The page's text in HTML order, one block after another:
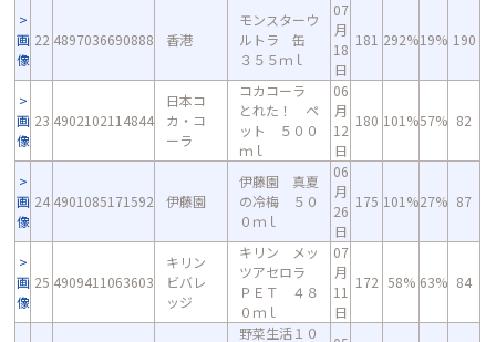
画
像
22 4897036690888 香港
モンスターウ
ルトラ 缶
３５５ｍｌ
07
月
18
日
181 292%19% 190
画
像
23 4902102114844
日本コ
カ・コ
ーラ
コカコーラ
とれた！ ペ
ット ５００
ｍｌ
06
月
12
日
180 101%57% 82
画
像
24 4901085171592 伊藤園
伊藤園 真夏
の冷梅 ５０
０ｍｌ
06
月
26
日
175 101%27% 87
画
像
25 4909411063603
キリン
ビバレ
ッジ
キリン メッ
ツアセロラ
ＰＥＴ ４８
０ｍｌ
07
月
11
日
172 58% 63% 84
野菜生活１０